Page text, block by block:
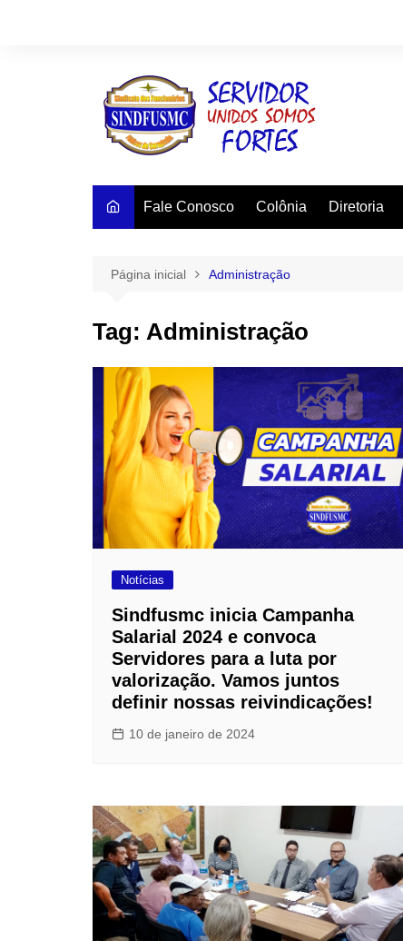
Fale Conosco Colônia Diretoria
Página inicial Administração
Tag: Administração
Notícias
Sindfusmc inicia Campanha
Salarial 2024 e convoca
Servidores para a luta por
valorização. Vamos juntos
definir nossas reivindicações!
10 de janeiro de 2024